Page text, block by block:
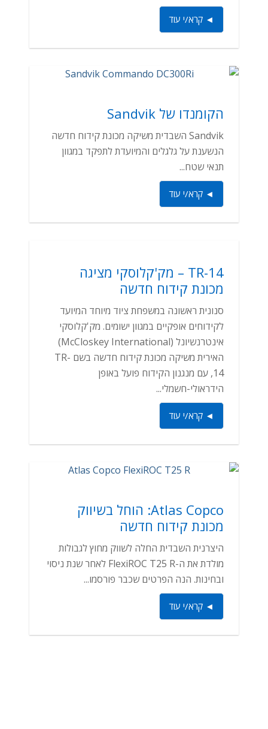
◄ קרא/י עוד
הקומנדו של Sandvik
Sandvik השבדית משיקה מכונת קידוח חדשה
הנשענת על גלגלים והמיועדת לתפקד במגוון
תנאי שטח...
◄ קרא/י עוד
TR-14 – מק'קלוסקי מציגה
מכונת קידוח חדשה
סנונית ראשונה במשפחת ציוד מיוחד המיועד
לקידוחים אופקיים במגוון ישומים. מק'קלוסקי
אינטרנשיונל (McCloskey International)
האירית משיקה מכונת קידוח חדשה בשם TR-
14, עם מנגנון הקידוח פועל באופן
הידראולי-חשמלי...
◄ קרא/י עוד
Atlas Copco: הוחל בשיווק
מכונת קידוח חדשה
היצרנית השבדית החלה לשווק מחוץ לגבולות
מולדת את ה-FlexiROC T25 R לאחר שנת ניסוי
ובחינות. הנה הפרטים שכבר פורסמו...
◄ קרא/י עוד